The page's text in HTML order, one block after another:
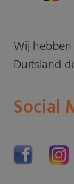
Wij
Duitsland
Social